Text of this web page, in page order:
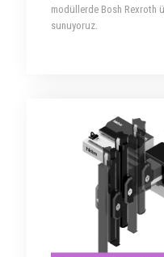
modüllerde Bosh Rexroth
sunuyoruz.